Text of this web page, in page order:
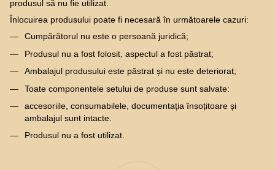
produsul să nu fie utilizat.
Înlocuirea produsului poate fi necesară în următoarele cazuri:
Cumpărătorul nu este o persoană juridică;
Produsul nu a fost folosit, aspectul a fost păstrat;
Ambalajul produsului este păstrat și nu este deteriorat;
Toate componentele setului de produse sunt salvate:
accesoriile, consumabilele, documentația însoțitoare și
ambalajul sunt intacte.
Produsul nu a fost utilizat.